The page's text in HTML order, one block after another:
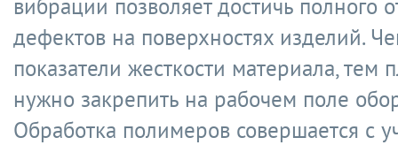
вибрации позволяет достичь полного
дефектов на поверхностях изделий.
показатели жесткости материала, тем
нужно закрепить на рабочем поле
Обработка полимеров совершается с